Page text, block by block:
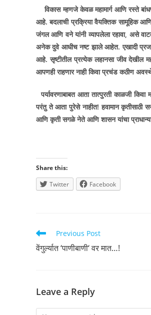
विकास म्हणजे केवळ महामार्ग आणि रस्ते
आहे. बदलाची प्रक्रिया वैयक्तिक सामूहिक
जंगल आणि वने यांनी व्यापलेला रहावा, असे
अनेक दुवे आधीच नष्ट झाले आहेत. एखादी
आहे. सृष्टीतील प्रत्येक लहानसा जीव देखील
आपणही राहणार नाही किवा प्रचंड कठीण
पर्यावरणाबाबत आता तात्पुरती काळजी
परंतु ते आता पुरेसे नाहीत! हवामान कृतीसाठी
आणि कृती सगळे नेते आणि शासन यांचा
Share this:
Twitter
Facebook
Read
more
articles
Previous Post
वेंगुर्ल्यात ‘पाणीबाणी‘ वर मात…!
Leave a Reply